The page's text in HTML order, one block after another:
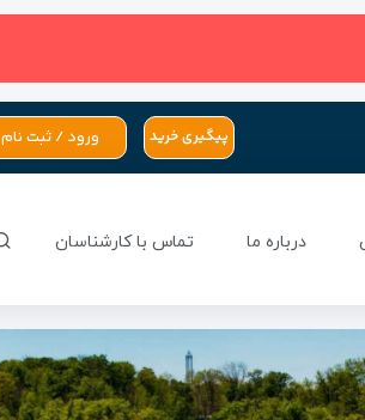
پیگیری خرید ورود / ثبت نام
درباره ما تماس با کارشناسان